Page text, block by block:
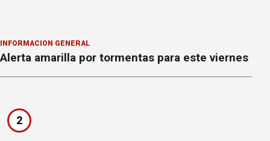
INFORMACION GENERAL
Alerta amarilla por tormentas para este viernes
2